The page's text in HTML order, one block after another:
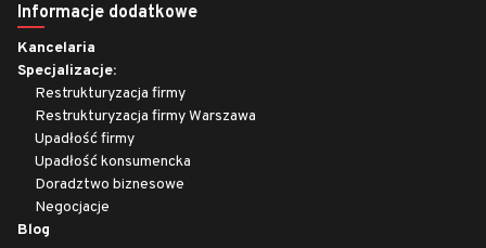
Informacje dodatkowe
Kancelaria
Specjalizacje:
Restrukturyzacja firmy
Restrukturyzacja firmy Warszawa
Upadłość firmy
Upadłość konsumencka
Doradztwo biznesowe
Negocjacje
Blog